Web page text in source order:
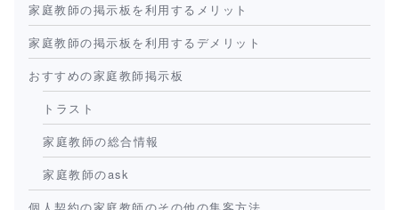
家庭教師の掲示板を利用するメリット
家庭教師の掲示板を利用するデメリット
おすすめの家庭教師掲示板
トラスト
家庭教師の総合情報
家庭教師のask